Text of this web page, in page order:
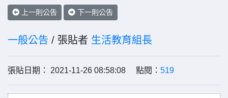
上一則公告 下一則公告
一般公告 / 張貼者 生活教育組長
張貼日期： 2021-11-26 08:58:08 點閱： 519